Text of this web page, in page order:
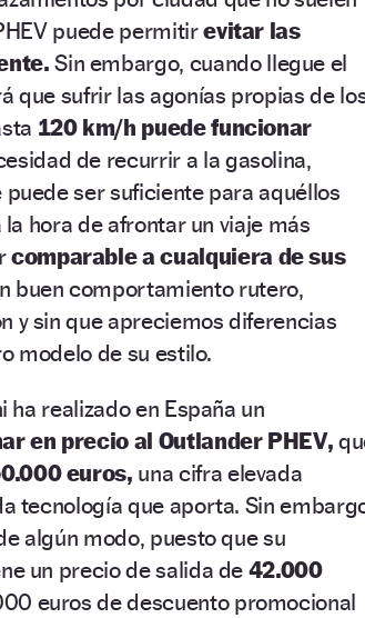
puede permitirevitar las
Sin embargo, cuando llegue el
que sufrir las agonías propias de
120 km/h puede funcionar
de recurrir a la gasolina,
ser suficiente para aquéllos
hora de afrontar un viaje más
comparable a cualquiera de sus
buen comportamiento rutero,
y sin que apreciemos diferencias
modelo de su estilo.
realizado en España un
en precio al Outlander PHEV,
euros, una cifra elevada
tecnología que aporta. Sin
algún modo, puesto que su
un precio de salida de 42.000
euros de descuento promocional